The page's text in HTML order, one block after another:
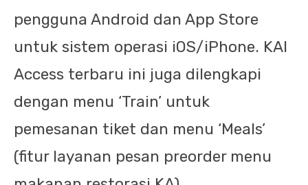
pengguna Android dan App Store
untuk sistem operasi iOS/iPhone. KAI
Access terbaru ini juga dilengkapi
dengan menu ‘Train’ untuk
pemesanan tiket dan menu ‘Meals’
(fitur layanan pesan preorder menu